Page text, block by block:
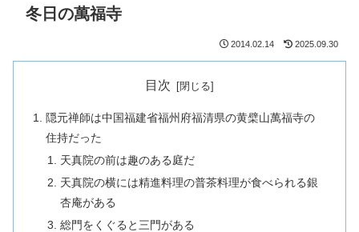
冬日の萬福寺
2014.02.14 2025.09.30
目次
隠元禅師は中国福建省福州府福清県の黄檗山萬福寺の
住持だった
天真院の前は趣のある庭だ
天真院の横には精進料理の普茶料理が食べられる銀
杏庵がある
総門をくぐると三門がある